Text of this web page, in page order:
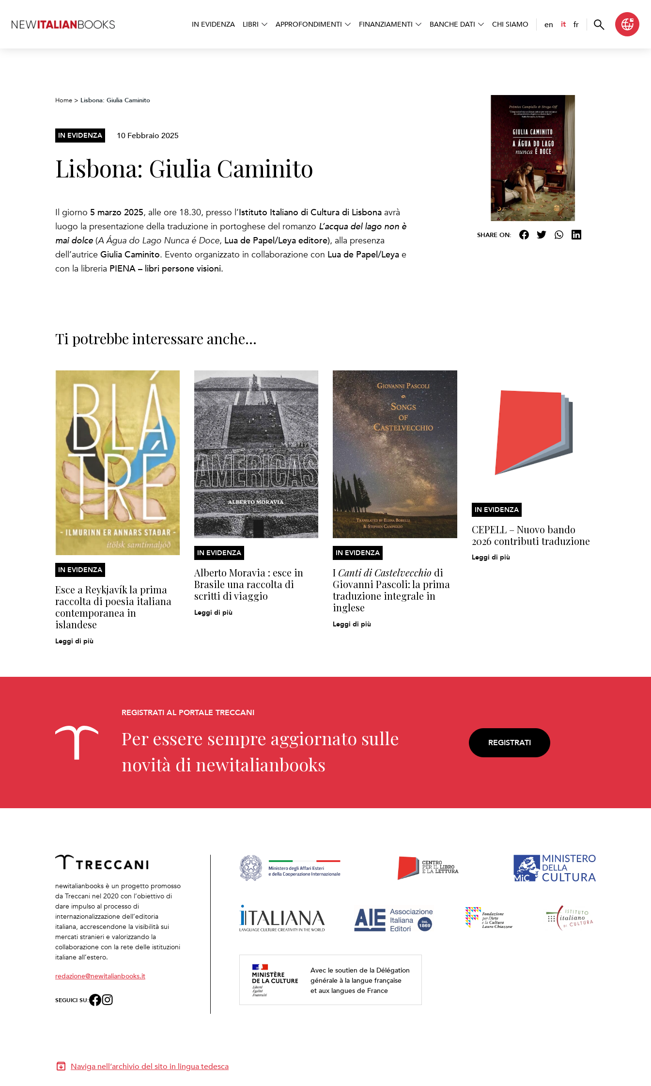
IN EVIDENZA LIBRI APPROFONDIMENTI FINANZIAMENTI BANCHE DATI CHI SIAMO en it fr
Home > Lisbona: Giulia Caminito
IN EVIDENZA 10 Febbraio 2025
Lisbona: Giulia Caminito
Il giorno 5 marzo 2025, alle ore 18.30, presso l’Istituto Italiano di Cultura di Lisbona avrà
luogo la presentazione della traduzione in portoghese del romanzo L’acqua del lago non è
mai dolce (A Água do Lago Nunca é Doce, Lua de Papel/Leyaeditore), alla presenza
dell’autrice Giulia Caminito. Evento organizzato in collaborazione con Lua de Papel/Leya e
con la libreria PIENA – libri persone visioni.
SHARE ON:
Ti potrebbe interessare anche...
IN EVIDENZA
Esce a Reykjavík la prima
raccolta di poesia italiana
contemporanea in
islandese
Leggi di più
IN EVIDENZA
Alberto Moravia : esce in
Brasile una raccolta di
scritti di viaggio
Leggi di più
IN EVIDENZA
I Canti di Castelvecchio di
Giovanni Pascoli: la prima
traduzione integrale in
inglese
Leggi di più
IN EVIDENZA
CEPELL – Nuovo bando
2026 contributi traduzione
Leggi di più
REGISTRATI AL PORTALE TRECCANI
Per essere sempre aggiornato sulle
novità di newitalianbooks
REGISTRATI
newitalianbooks è un progetto promosso
da Treccani nel 2020 con l’obiettivo di
dare impulso al processo di
internazionalizzazione dell’editoria
italiana, accrescendone la visibilità sui
mercati stranieri e valorizzando la
collaborazione con la rete delle istituzioni
italiane all’estero.
redazione@newitalianbooks.it
SEGUICI SU:
Avec le soutien de la Délégation
générale à la langue française
et aux langues de France
Naviga nell’archivio del sito in lingua tedesca